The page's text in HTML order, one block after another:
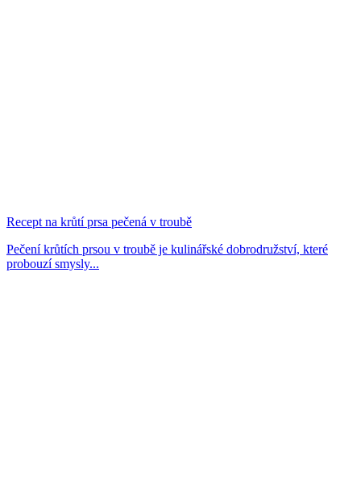
Recept na krůtí prsa pečená v troubě
Pečení krůtích prsou v troubě je kulinářské dobrodružství, které
probouzí smysly...